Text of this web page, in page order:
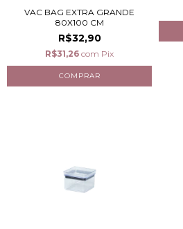
VAC BAG EXTRA GRANDE
80X100 CM
R$32,90
R$31,26 com Pix